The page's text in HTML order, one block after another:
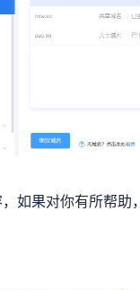
如果对你有所帮助